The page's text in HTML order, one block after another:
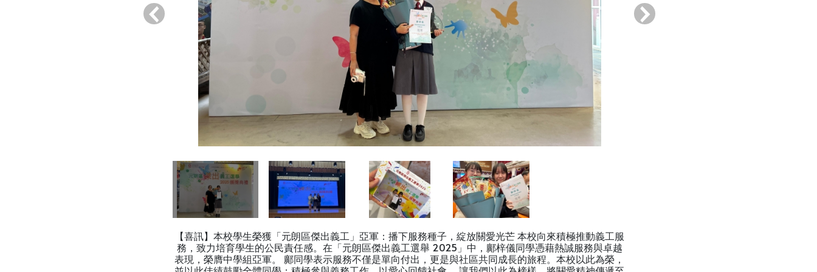
‹ ›
【喜訊】本校學生榮獲「元朗區傑出義工」亞軍：播下服務種子，綻放關愛光芒 本校向來積極推動義工服
務，致力培育學生的公民責任感。在「元朗區傑出義工選舉 2025」中，鄺梓儀同學憑藉熱誠服務與卓越
表現，榮膺中學組亞軍。 鄺同學表示服務不僅是單向付出，更是與社區共同成長的旅程。本校以此為榮，